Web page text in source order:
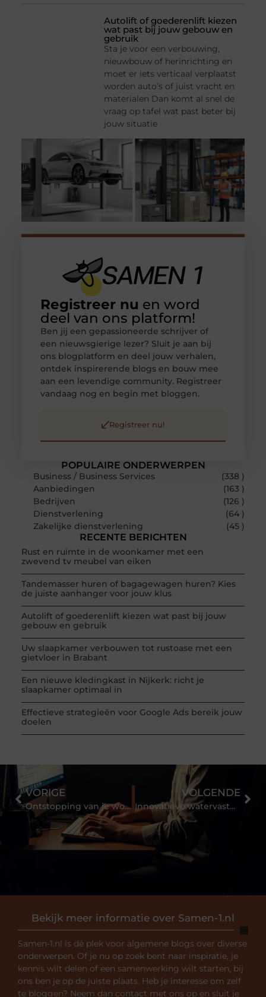
Autolift of goederenlift kiezen
wat past bij jouw gebouw en
gebruik
Sta je voor een verbouwing,
nieuwbouw of herinrichting en
moet er iets verticaal verplaatst
worden auto’s of juist vracht en
materialen Dan komt al snel de
vraag op tafel wat past beter bij
jouw situatie
POPULAIRE ONDERWERPEN
Business / Business Services
(338 )
Aanbiedingen
(163 )
Bedrijven
(126 )
Dienstverlening
(64 )
Zakelijke dienstverlening
(45 )
RECENTE BERICHTEN
Rust en ruimte in de woonkamer met een
zwevend tv meubel van eiken
Tandemasser huren of bagagewagen huren? Kies
de juiste aanhanger voor jouw klus
Autolift of goederenlift kiezen wat past bij jouw
gebouw en gebruik
Uw slaapkamer verbouwen tot rustoase met een
gietvloer in Brabant
Een nieuwe kledingkast in Nijkerk: richt je
slaapkamer optimaal in
Effectieve strategieën voor Google Ads bereik jouw
doelen
Registreer nu en word
deel van ons platform!
Ben jij een gepassioneerde schrijver of
een nieuwsgierige lezer? Sluit je aan bij
ons blogplatform en deel jouw verhalen,
ontdek inspirerende blogs en bouw mee
aan een levendige community. Registreer
vandaag nog en begin met bloggen.
Registreer nu!
Bekijk meer informatie over Samen-1.nl
Samen-1.nl is dé plek voor algemene blogs over diverse
onderwerpen. Of je nu op zoek bent naar inspiratie, je
kennis wilt delen of een samenwerking wilt starten, bij
ons ben je op de juiste plaats. Heb je interesse om zelf
te bloggen? Neem dan contact met ons op en sluit je
VORIGE
Ontstopping van je woning waarom je het beter niet zelf kunt doen
VOLGENDE
Innovatieve watervaste wandbekleding voor elke ruimte